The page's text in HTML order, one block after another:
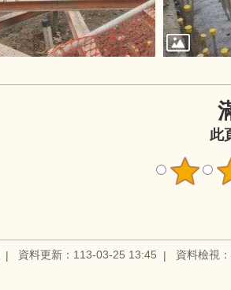
此
資料更新：113-03-25 13:45 資料檢視